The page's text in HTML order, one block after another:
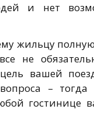
и нет
жильцу
не
вашей
–
гостинице